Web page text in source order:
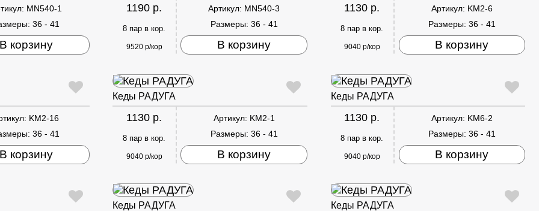
MN540-1
36 - 41
В корзину
1190 р.
8 пар в кор.
9520 р/кор
Артикул: MN540-3
Размеры: 36 - 41
В корзину
1130 р.
8 пар в кор.
9040 р/кор
Артикул: KM2-6
Размеры: 36 - 41
В корзину
KM2-16
36 - 41
В корзину
Кеды РАДУГА
1130 р.
8 пар в кор.
9040 р/кор
Артикул: KM2-1
Размеры: 36 - 41
В корзину
Кеды РАДУГА
1130 р.
8 пар в кор.
9040 р/кор
Артикул: KM6-2
Размеры: 36 - 41
В корзину
Кеды РАДУГА Кеды РАДУГА